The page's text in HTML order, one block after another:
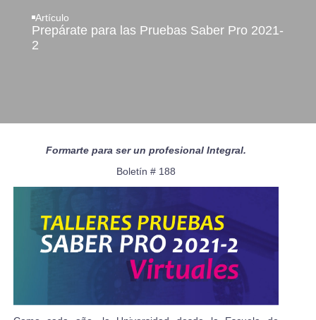
Artículo
Prepárate para las Pruebas Saber Pro 2021-
2
Formarte para ser un profesional Integral.
Boletín # 188